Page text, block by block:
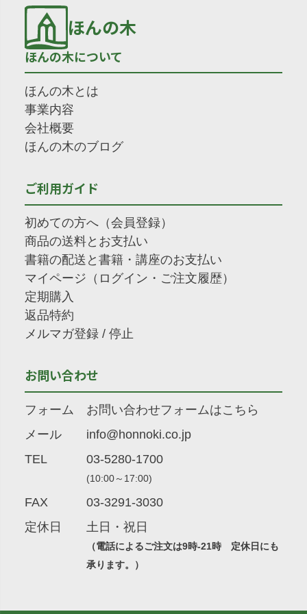
ほんの木
ほんの木について
ほんの木とは
事業内容
会社概要
ほんの木のブログ
ご利用ガイド
初めての方へ（会員登録）
商品の送料とお支払い
書籍の配送と書籍・講座のお支払い
マイページ（ログイン・ご注文履歴）
定期購入
返品特約
メルマガ登録 / 停止
お問い合わせ
フォーム
お問い合わせフォームはこちら
メール
info@honnoki.co.jp
TEL
03-5280-1700
(10:00～17:00)
FAX
03-3291-3030
定休日
土日・祝日
（電話によるご注文は9時-21時 定休日にも
承ります。）